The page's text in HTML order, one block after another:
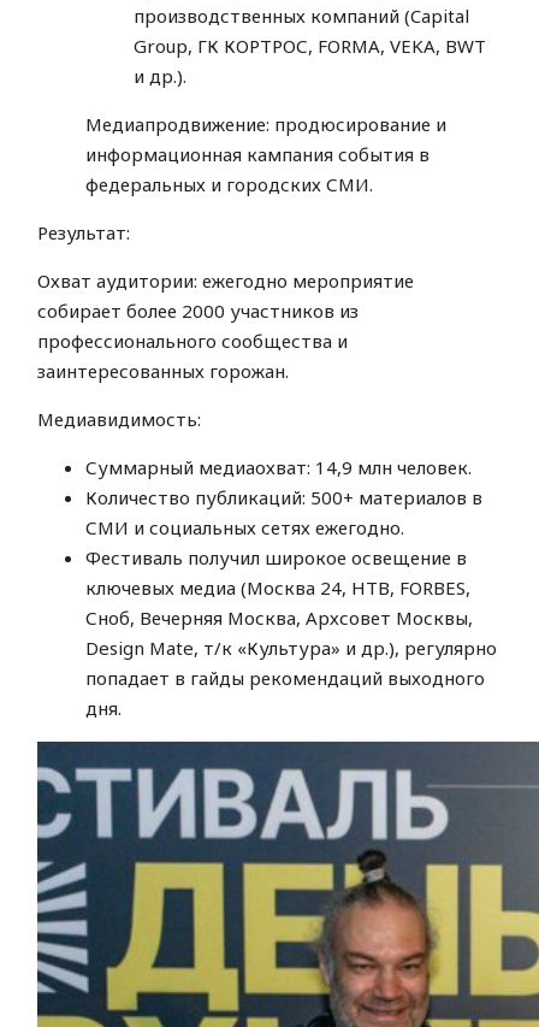
производственных компаний (Capital
Group, ГК КОРТРОС, FORMA, VEKA, BWT
и др.).
Медиапродвижение: продюсирование и
информационная кампания события в
федеральных и городских СМИ.
Результат:
Охват аудитории: ежегодно мероприятие
собирает более 2000 участников из
профессионального сообщества и
заинтересованных горожан.
Медиавидимость:
Суммарный медиаохват: 14,9 млн человек.
Количество публикаций: 500+ материалов в
СМИ и социальных сетях ежегодно.
Фестиваль получил широкое освещение в
ключевых медиа (Москва 24, НТВ, FORBES,
Сноб, Вечерняя Москва, Архсовет Москвы,
Design Mate, т/к «Культура» и др.), регулярно
попадает в гайды рекомендаций выходного
дня.